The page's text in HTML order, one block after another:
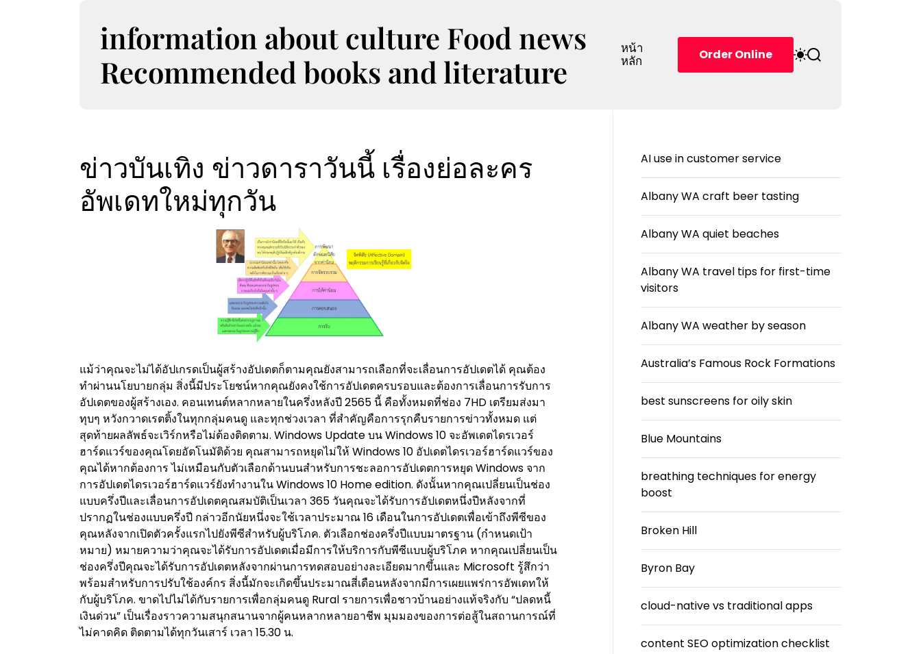
information about culture Food news
Recommended books and literature
หน้า
หลัก Order Online
S
o
o
S
ข่าวบันเทิง ข่าวดาราวันนี้ เรื่องย่อละคร
อัพเดทใหม่ทุกวัน
แม้ว่าคุณจะไม่ได้อัปเกรดเป็นผู้สร้างอัปเดตก็ตามคุณยังสามารถเลือกที่จะเลื่อนการอัปเดตได้ คุณต้อง
ทำผ่านนโยบายกลุ่ม สิ่งนี้มีประโยชน์หากคุณยังคงใช้การอัปเดตครบรอบและต้องการเลื่อนการรับการ
อัปเดตของผู้สร้างเอง. คอนเทนต์หลากหลายในครึ่งหลังปี 2565 นี้ คือทั้งหมดที่ช่อง 7HD เตรียมส่งมา
ทุบๆ หวังกวาดเรตติ้งในทุกกลุ่มคนดู และทุกช่วงเวลา ที่สำคัญคือการรุกคืบรายการข่าวทั้งหมด แต่
สุดท้ายผลลัพธ์จะเวิร์กหรือไม่ต้องติดตาม. Windows Update บน Windows 10 จะอัพเดตไดรเวอร์
ฮาร์ดแวร์ของคุณโดยอัตโนมัติด้วย คุณสามารถหยุดไม่ให้ Windows 10 อัปเดตไดรเวอร์ฮาร์ดแวร์ของ
คุณได้หากต้องการ ไม่เหมือนกับตัวเลือกด้านบนสำหรับการชะลอการอัปเดตการหยุด Windows จาก
การอัปเดตไดรเวอร์ฮาร์ดแวร์ยังทำงานใน Windows 10 Home edition. ดังนั้นหากคุณเปลี่ยนเป็นช่อง
แบบครึ่งปีและเลื่อนการอัปเดตคุณสมบัติเป็นเวลา 365 วันคุณจะได้รับการอัปเดตหนึ่งปีหลังจากที่
ปรากฏในช่องแบบครึ่งปี กล่าวอีกนัยหนึ่งจะใช้เวลาประมาณ 16 เดือนในการอัปเดตเพื่อเข้าถึงพีซีของ
คุณหลังจากเปิดตัวครั้งแรกไปยังพีซีสำหรับผู้บริโภค. ตัวเลือกช่องครึ่งปีแบบมาตรฐาน (กำหนดเป้า
หมาย) หมายความว่าคุณจะได้รับการอัปเดตเมื่อมีการให้บริการกับพีซีแบบผู้บริโภค หากคุณเปลี่ยนเป็น
ช่องครึ่งปีคุณจะได้รับการอัปเดตหลังจากผ่านการทดสอบอย่างละเอียดมากขึ้นและ Microsoft รู้สึกว่า
พร้อมสำหรับการปรับใช้องค์กร สิ่งนี้มักจะเกิดขึ้นประมาณสี่เดือนหลังจากมีการเผยแพร่การอัพเดทให้
กับผู้บริโภค. ขาดไปไม่ได้กับรายการเพื่อกลุ่มคนดู Rural รายการเพื่อชาวบ้านอย่างแท้จริงกับ “ปลดหนี้
เงินด่วน” เป็นเรื่องราวความสนุกสนานจากผู้คนหลากหลายอาชีพ มุมมองของการต่อสู้ในสถานการณ์ที่
ไม่คาดคิด ติดตามได้ทุกวันเสาร์ เวลา 15.30 น.
AI use in customer service
Albany WA craft beer tasting
Albany WA quiet beaches
Albany WA travel tips for first-time
visitors
Albany WA weather by season
Australia’s Famous Rock Formations
best sunscreens for oily skin
Blue Mountains
breathing techniques for energy
boost
Broken Hill
Byron Bay
cloud-native vs traditional apps
content SEO optimization checklist